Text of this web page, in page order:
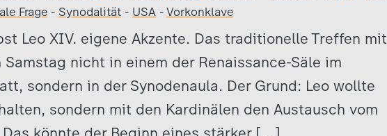
Frage - Synodalität - USA - Vorkonklave
Leo XIV. eigene Akzente. Das traditionelle Treffen mit
nicht in einem der Renaissance-Säle im
sondern in der Synodenaula. Der Grund: Leo wollte
sondern mit den Kardinälen den Austausch vom